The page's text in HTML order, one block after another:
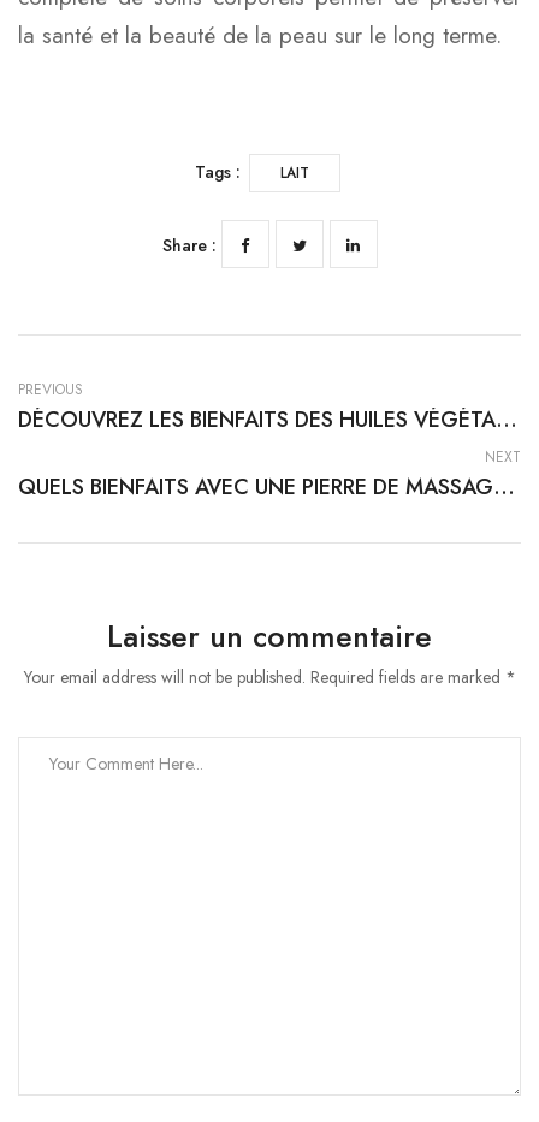
la santé et la beauté de la peau sur le long terme.
Tags : LAIT
Share :
PREVIOUS
DÉCOUVREZ LES BIENFAITS DES HUILES VÉGÉTALES POUR LE BIEN-ÊTRE ET LA SANTÉ
NEXT
QUELS BIENFAITS AVEC UNE PIERRE DE MASSAGE ?
Laisser un commentaire
Your email address will not be published. Required fields are marked *